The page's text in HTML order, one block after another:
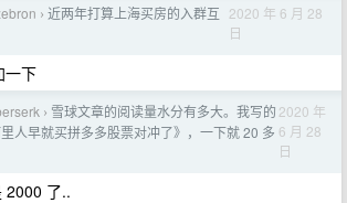
› 近两年打算上海买房的入群互 2020 年 6 月 28
日
一下
› 雪球文章的阅读量水分有多大。我写的
人早就买拼多多股票对冲了》，一下就 20 多
2020 年
6 月 28
日
2000 了..